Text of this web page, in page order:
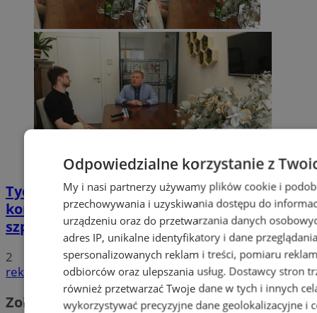
Tychy: Bitcoiny i Fundacja TVS walczą z
koronawirusem. Ogromna darowizna dla
szpitala
2
reklama
Zobacz również
Odpowiedzialne korzystanie z
My i nasi partnerzy używamy plików cookie i
przechowywania i uzyskiwania dostępu do
urządzeniu oraz do przetwarzania danych
adres IP, unikalne identyfikatory i dane
spersonalizowanych reklam i treści, pomiaru
odbiorców oraz ulepszania usług. Dostawcy stron
również przetwarzać Twoje dane w tych i innych
wykorzystywać precyzyjne dane geolokalizacyjne i